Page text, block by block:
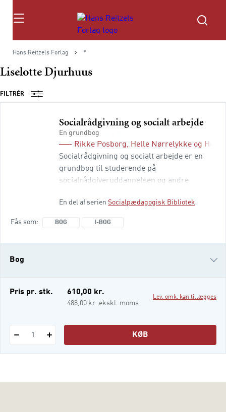
Søg
Hans Reitzels Forlag *
Liselotte Djurhuus
FILTRÉR
Socialrådgivning og socialt arbejde
En grundbog
Rikke Posborg, Helle Nørrelykke og Helle
Socialrådgivning og socialt arbejde er en
grundbog til studerende på
socialrådgiveruddannelsen og andre
dimension. Bogen indeholder viden om,
En del af serien Socialpædagogisk Bibliotek
Fås som BOG I-BOG
Bog
i-bog
Pris pr. stk. 610,00 kr.
488,00 kr. ekskl. moms
Lev. omk. kan tillægges
1 KØB